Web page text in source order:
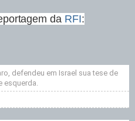
da RFI:
defendeu em Israel sua tese de
esquerda.